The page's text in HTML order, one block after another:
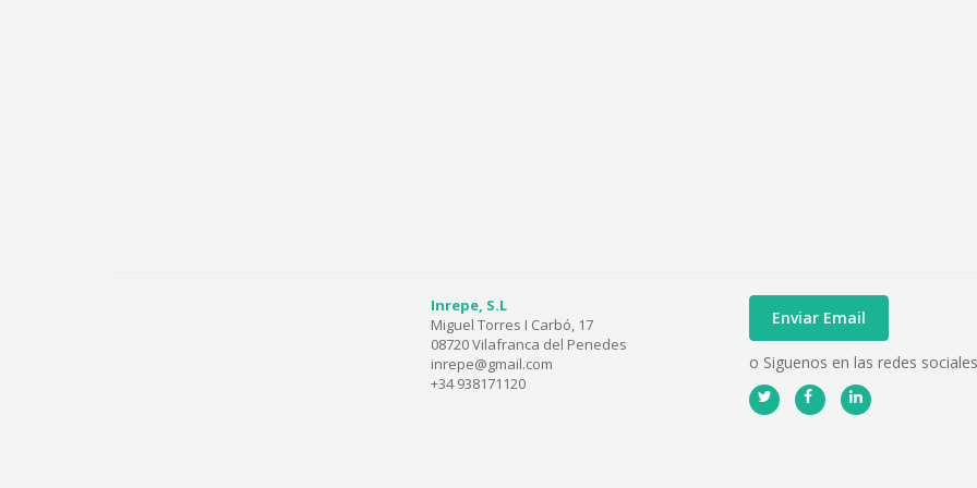
Inrepe, S.L
Miguel Torres I Carbó, 17
08720 Vilafranca del Penedes
inrepe@gmail.com
+34 938171120
Enviar Email
o Siguenos en las redes sociales